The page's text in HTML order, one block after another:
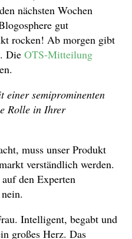
nächsten Wochen
gut
rocken! Ab morgen gibt
Die OTS-Mitteilung
einer semiprominenten
Rolle in Ihrer
muss unser Produkt
verständlich werden.
den Experten
Intelligent, begabt und
großes Herz. Das